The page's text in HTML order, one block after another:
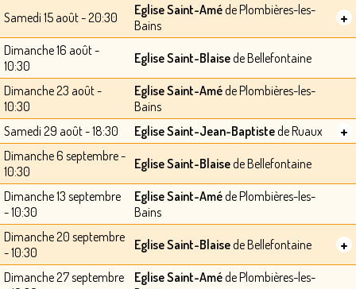
Samedi 15 août - 20:30 Eglise Saint-Améde Plombières-les-
Bains
+
Dimanche 16 août -
10:30
Eglise Saint-Blaisede Bellefontaine
Dimanche 23 août -
10:30
Eglise Saint-Améde Plombières-les-
Bains
Samedi 29 août - 18:30
Eglise Saint-Jean-Baptistede Ruaux +
Dimanche 6 septembre -
10:30
Eglise Saint-Blaisede Bellefontaine
Dimanche 13 septembre
- 10:30
Eglise Saint-Améde Plombières-les-
Bains
Dimanche 20 septembre
- 10:30
Eglise Saint-Blaisede Bellefontaine +
Dimanche 27 septembre
Eglise Saint-Améde Plombières-les-